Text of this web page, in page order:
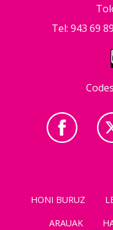
Tel: 943 69
HONI BURUZ
ARAUAK